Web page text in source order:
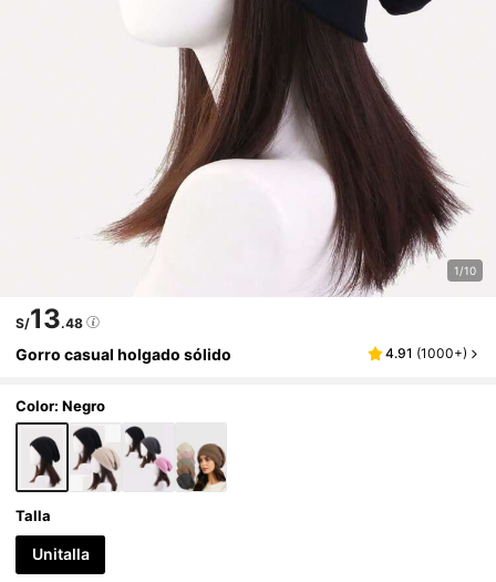
1/10
S/13.48
Gorro casual holgado sólido 4.91 (1000+)
Color: Negro
Talla
Unitalla